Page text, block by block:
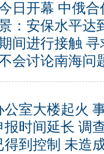
日开幕 中俄
：安保水平达
间进行接触
会讨论南海问
室大楼起火
时间延长 调
到控制 未造